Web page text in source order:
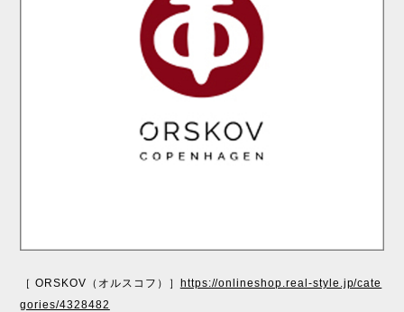
［ ORSKOV（オルスコフ）］ https://onlineshop.real-style.jp/cate
gories/4328482